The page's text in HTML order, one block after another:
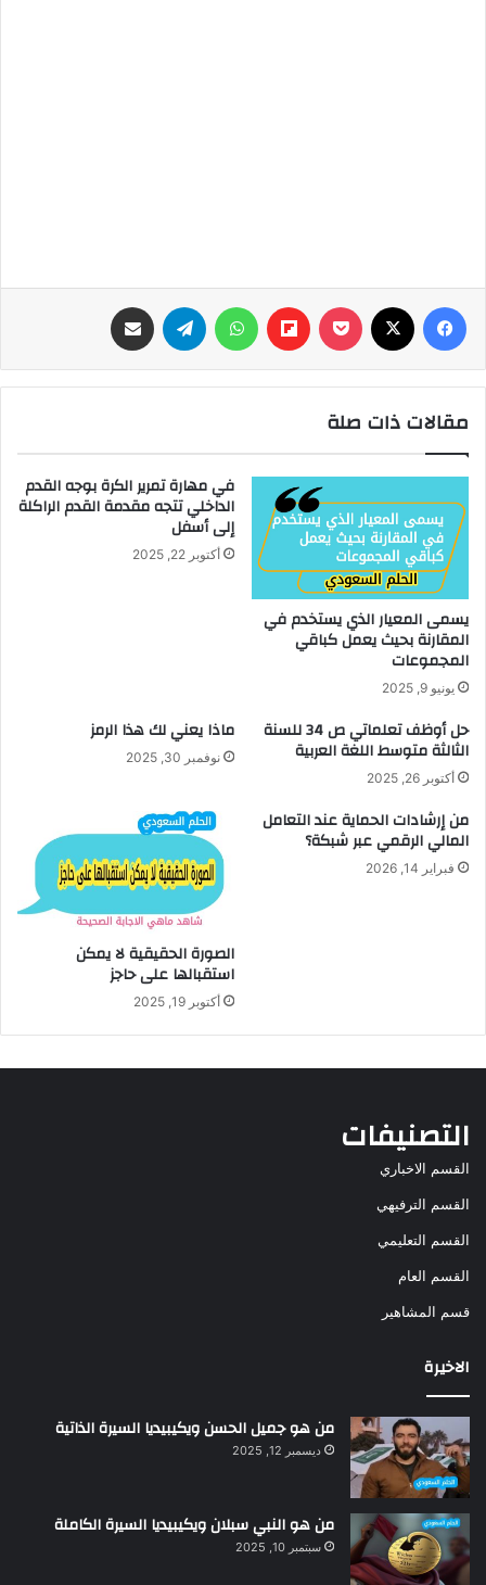
فيسبوك ‫Pocket
Flipboard واتساب تيلقرام
مقالات ذات صلة
يسمى المعيار الذي يستخدم في
المقارنة بحيث يعمل كباقي
المجموعات
يونيو 9, 2025
في مهارة تمرير الكرة بوجه القدم
الداخلي تتجه مقدمة القدم الراكلة
إلى أسفل
أكتوبر 22, 2025
حل أوظف تعلماتي ص 34 للسنة
الثالثة متوسط اللغة العربية
أكتوبر 26, 2025
ماذا يعني لك هذا الرمز
نوفمبر 30, 2025
من إرشادات الحماية عند التعامل
المالي الرقمي عبر شبكة؟
فبراير 14, 2026
الصورة الحقيقية لا يمكن
استقبالها على حاجز
أكتوبر 19, 2025
التصنيفات
القسم الاخباري
القسم الترفيهي
القسم التعليمي
القسم العام
قسم المشاهير
الاخيرة
من هو جميل الحسن ويكيبيديا السيرة الذاتية
ديسمبر 12, 2025
من هو النبي سبلان ويكيبيديا السيرة الكاملة
سبتمبر 10, 2025